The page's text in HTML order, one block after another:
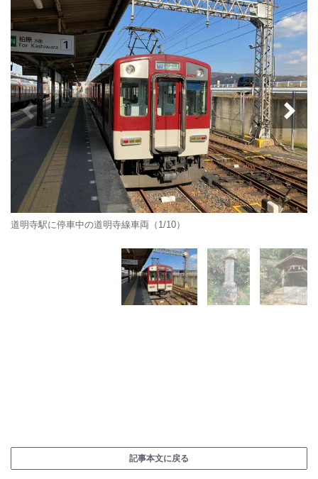
道明寺駅に停車中の道明寺線車両（1/10）
記事本文に戻る